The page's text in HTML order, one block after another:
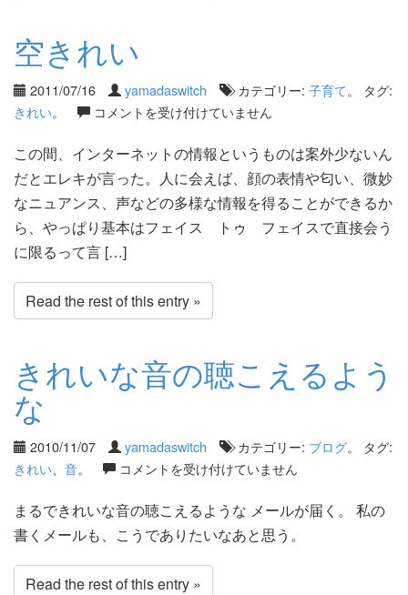
空きれい
2011/07/16 yamadaswitch カテゴリー: 子育て。 タグ:
きれい。 コメントを受け付けていません
この間、インターネットの情報というものは案外少ないん
だとエレキが言った。人に会えば、顔の表情や匂い、微妙
なニュアンス、声などの多様な情報を得ることができるか
ら、やっぱり基本はフェイス トゥ フェイスで直接会う
に限るって言 […]
Read the rest of this entry »
きれいな音の聴こえるよう
な
2010/11/07 yamadaswitch カテゴリー: ブログ。 タグ:
きれい
音。 コメントを受け付けていません
まるできれいな音の聴こえるような メールが届く。 私の
書くメールも、こうでありたいなあと思う。
Read the rest of this entry »